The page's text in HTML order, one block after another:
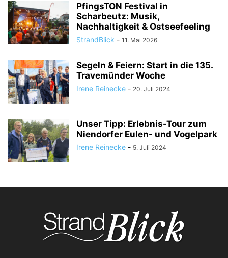
PfingsTON Festival in
Scharbeutz: Musik,
Nachhaltigkeit & Ostseefeeling
StrandBlick - 11. Mai 2026
Segeln & Feiern: Start in die 135.
Travemünder Woche
Irene Reinecke - 20. Juli 2024
Unser Tipp: Erlebnis-Tour zum
Niendorfer Eulen- und Vogelpark
Irene Reinecke - 5. Juli 2024